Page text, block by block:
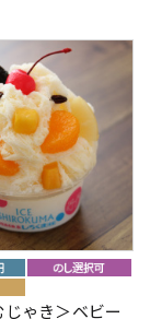
ゃき＞ベビー